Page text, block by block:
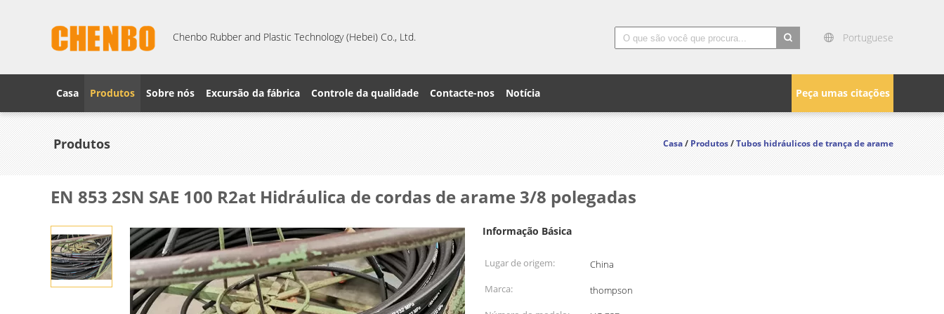
Chenbo Rubber and Plastic Technology (Hebei) Co., Ltd.
Portuguese
Peça umas citações
Casa Produtos Sobre nós Excursão da fábrica Controle da qualidade Contacte-nos Notícia
Produtos Casa/Produtos/Tubos hidráulicos de trança de arame
EN 853 2SN SAE 100 R2at Hidráulica de cordas de arame 3/8 polegadas
Informação Básica
Lugar de origem:
China
Marca:
thompson